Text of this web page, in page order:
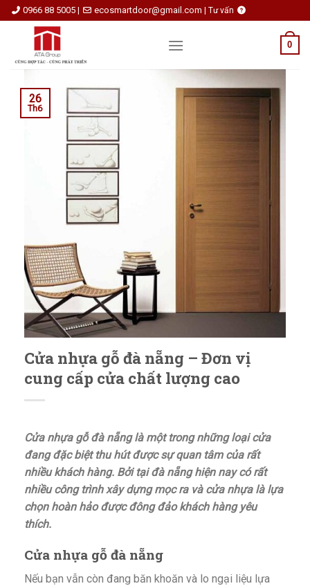
Skip
to
0966 88 5005 | ecosmartdoor@gmail.com | Tư vấn
0
Cửa nhựa gỗ đà nẵng – Đơn vị
cung cấp cửa chất lượng cao
26
Th6
Cửa nhựa gỗ đà nẵng là một trong những loại cửa
đang đặc biệt thu hút được sự quan tâm của rất
nhiều khách hàng. Bởi tại đà nẵng hiện nay có rất
nhiều công trình xây dựng mọc ra và cửa nhựa là lựa
chọn hoàn hảo được đông đảo khách hàng yêu
thích.
Cửa nhựa gỗ đà nẵng
Nếu bạn vẫn còn đang băn khoăn và lo ngại liệu lựa